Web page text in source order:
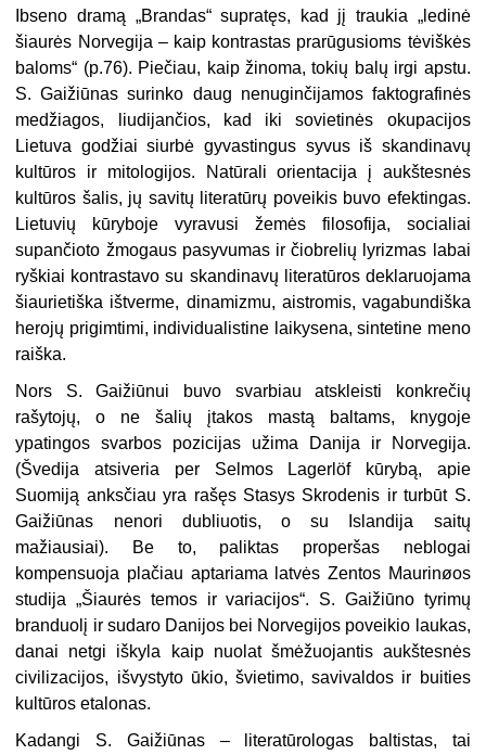
Ibseno dramą „Brandas“ supratęs, kad jį traukia „ledinė
šiaurės Norvegija – kaip kontrastas prarūgusioms tėviškės
baloms“ (p.76). Piečiau, kaip žinoma, tokių balų irgi apstu.
S. Gaižiūnas surinko daug nenuginčijamos faktografinės
medžiagos, liudijančios, kad iki sovietinės okupacijos
Lietuva godžiai siurbė gyvastingus syvus iš skandinavų
kultūros ir mitologijos. Natūrali orientacija į aukštesnės
kultūros šalis, jų savitų literatūrų poveikis buvo efektingas.
Lietuvių kūryboje vyravusi žemės filosofija, socialiai
supančioto žmogaus pasyvumas ir čiobrelių lyrizmas labai
ryškiai kontrastavo su skandinavų literatūros deklaruojama
šiaurietiška ištverme, dinamizmu, aistromis, vagabundiška
herojų prigimtimi, individualistine laikysena, sintetine meno
raiška.
Nors S. Gaižiūnui buvo svarbiau atskleisti konkrečių
rašytojų, o ne šalių įtakos mastą baltams, knygoje
ypatingos svarbos pozicijas užima Danija ir Norvegija.
(Švedija atsiveria per Selmos Lagerlöf kūrybą, apie
Suomiją anksčiau yra rašęs Stasys Skrodenis ir turbūt S.
Gaižiūnas nenori dubliuotis, o su Islandija saitų
mažiausiai). Be to, paliktas properšas neblogai
kompensuoja plačiau aptariama latvės Zentos Maurinøos
studija „Šiaurės temos ir variacijos“. S. Gaižiūno tyrimų
branduolį ir sudaro Danijos bei Norvegijos poveikio laukas,
danai netgi iškyla kaip nuolat šmėžuojantis aukštesnės
civilizacijos, išvystyto ūkio, švietimo, savivaldos ir buities
kultūros etalonas.
Kadangi S. Gaižiūnas – literatūrologas baltistas, tai